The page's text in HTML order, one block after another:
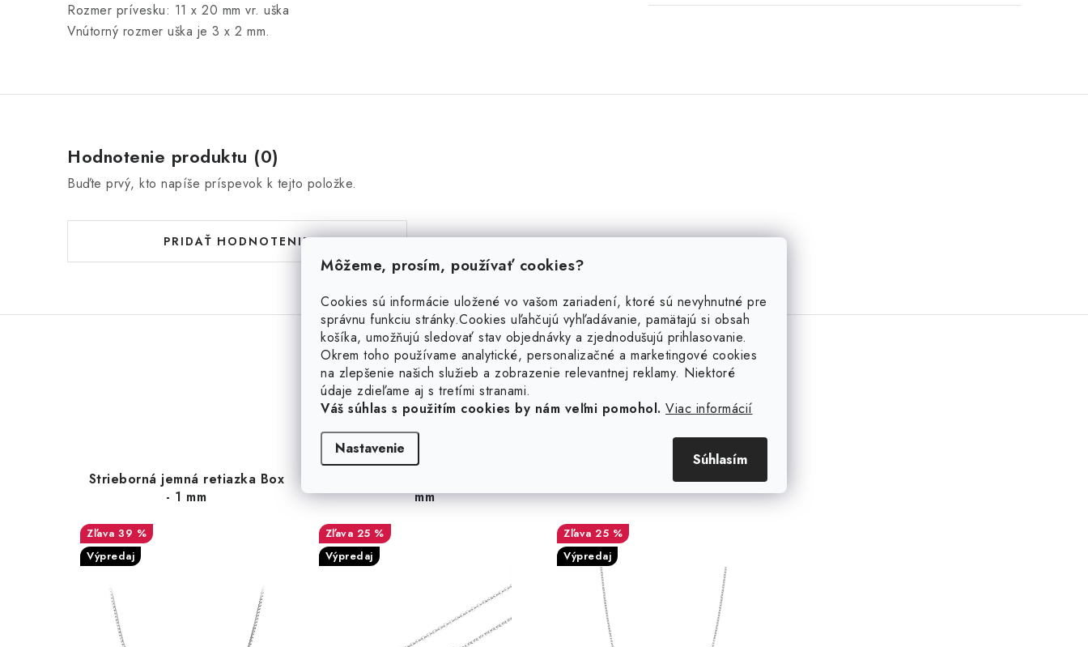
Môžeme, prosím, používať cookies?
Cookies sú informácie uložené vo vašom zariadení, ktoré sú nevyhnutné pre
správnu funkciu stránky.Cookies uľahčujú vyhľadávanie, pamätajú si obsah
košíka, umožňujú sledovať stav objednávky a zjednodušujú prihlasovanie.
Okrem toho používame analytické, personalizačné a marketingové cookies
na zlepšenie našich služieb a zobrazenie relevantnej reklamy. Niektoré
údaje zdieľame aj s tretími stranami.
Váš súhlas s použitím cookies by nám veľmi pomohol. Viac informácií
Nastavenie
Súhlasím
Rozmer prívesku: 11 x 20 mm vr. uška
Vnútorný rozmer uška je 3 x 2 mm.
Hodnotenie produktu (0)
Buďte prvý, kto napíše príspevok k tejto položke.
PRIDAŤ HODNOTENIE
Súvisiaci tovar
Strieborná jemná retiazka Box
- 1 mm
39 %
Výpredaj
mm
25 %
Výpredaj
Strieborná jemná retiazka
25 %
Výpredaj